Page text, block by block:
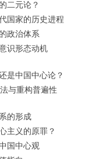
二元论？
国家的历史进程
政治体系
识形态动机
是中国中心论？
与重构普遍性
的形成
主义的原罪？
国中心观